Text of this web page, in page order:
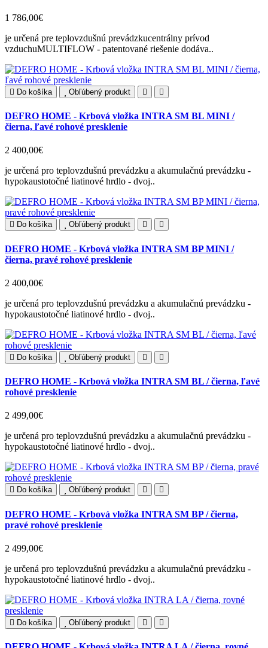
1 786,00€
je určená pre teplovzdušnú prevádzkucentrálny prívod
vzduchuMULTIFLOW - patentované riešenie dodáva..
Do košíka Obľúbený produkt
DEFRO HOME - Krbová vložka INTRA SM BL MINI /
čierna, ľavé rohové presklenie
2 400,00€
je určená pro teplovzdušnú prevádzku a akumulačnú prevádzku -
hypokaustotočné liatinové hrdlo - dvoj..
Do košíka Obľúbený produkt
DEFRO HOME - Krbová vložka INTRA SM BP MINI /
čierna, pravé rohové presklenie
2 400,00€
je určená pro teplovzdušnú prevádzku a akumulačnú prevádzku -
hypokaustotočné liatinové hrdlo - dvoj..
Do košíka Obľúbený produkt
DEFRO HOME - Krbová vložka INTRA SM BL / čierna, ľavé
rohové presklenie
2 499,00€
je určená pro teplovzdušnú prevádzku a akumulačnú prevádzku -
hypokaustotočné liatinové hrdlo - dvoj..
Do košíka Obľúbený produkt
DEFRO HOME - Krbová vložka INTRA SM BP / čierna,
pravé rohové presklenie
2 499,00€
je určená pro teplovzdušnú prevádzku a akumulačnú prevádzku -
hypokaustotočné liatinové hrdlo - dvoj..
Do košíka Obľúbený produkt